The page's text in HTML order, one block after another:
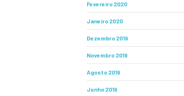
Fevereiro 2020
Janeiro 2020
Dezembro 2019
Novembro 2019
Agosto 2019
Junho 2019